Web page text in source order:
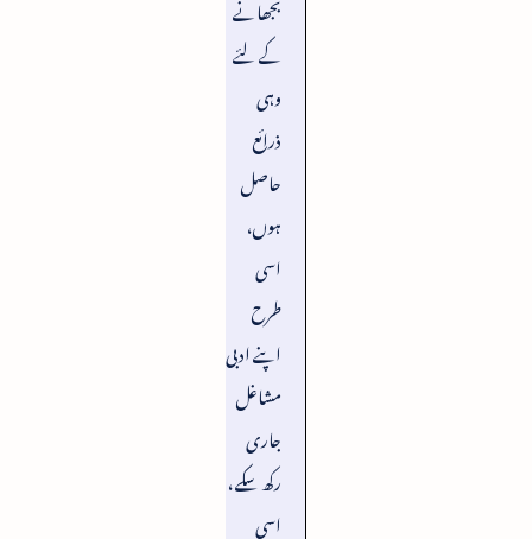
کے لئے
وہی
ذرائع
حاصل
ہوں،
اسی
طرح
اپنے ادبی
مشاغل
جاری
رکھ سکے ،
اسی